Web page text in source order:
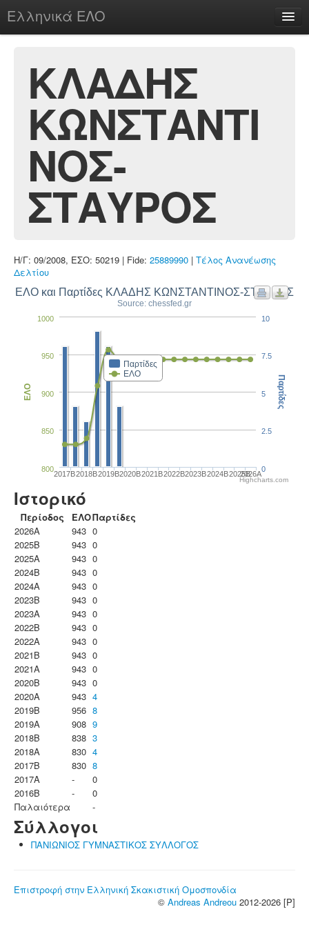
Ελληνικά ΕΛΟ
chesstu.be @ discord
Login
ΚΛΑΔΗΣ
ΚΩΝΣΤΑΝΤΙ
ΝΟΣ-
ΣΤΑΥΡΟΣ
Η/Γ: 09/2008, ΕΣΟ: 50219 | Fide: 25889990 | Τέλος Ανανέωσης
Δελτίου
ΕΛΟ και Παρτίδες ΚΛΑΔΗΣ ΚΩΝΣΤΑΝΤΙΝΟΣ-ΣΤΑΥΡΟΣ
Source: chessfed.gr
Παρτίδες
ΕΛΟ
2017B2018B2019B2020B2021B2022B2023B2024B2025B2026A
800
850
900
950
1000
ΕΛΟ
0
2.5
5
7.5
10
Παρτίδες
Highcharts.com
Ιστορικό
Περίοδος ΕΛΟΠαρτίδες
2026A
943 0
2025B
943 0
2025A
943 0
2024B
943 0
2024A
943 0
2023B
943 0
2023Α
943 0
2022B
943 0
2022A
943 0
2021B
943 0
2021A
943 0
2020B
943 0
2020A
943 4
2019B
956 8
2019A
908 9
2018B
838 3
2018A
830 4
2017B
830 8
2017A
-
0
2016B
-
0
Παλαιότερα
-
Σύλλογοι
ΠΑΝΙΩΝΙΟΣ ΓΥΜΝΑΣΤΙΚΟΣ ΣΥΛΛΟΓΟΣ
Επιστροφή στην Ελληνική Σκακιστική Ομοσπονδία
© Andreas Andreou 2012-2026 [P]